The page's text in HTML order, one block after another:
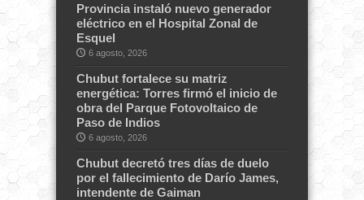
Provincia instaló nuevo generador
eléctrico en el Hospital Zonal de
Esquel
6 agosto, 2026
Chubut fortalece su matriz
energética: Torres firmó el inicio de
obra del Parque Fotovoltaico de
Paso de Indios
6 agosto, 2026
Chubut decretó tres días de duelo
por el fallecimiento de Darío James,
intendente de Gaiman